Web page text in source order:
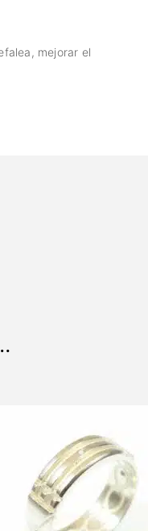
mejorar el